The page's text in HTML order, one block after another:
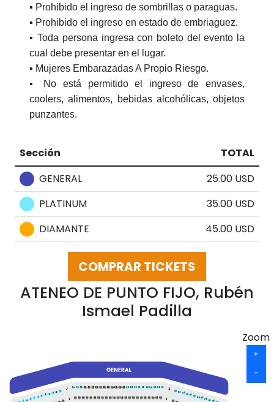
▪️ Prohibido el ingreso de sombrillas o paraguas.
▪️ Prohibido el ingreso en estado de embriaguez.
▪️ Toda persona ingresa con boleto del evento la
cual debe presentar en el lugar.
▪️ Mujeres Embarazadas A Propio Riesgo.
▪️ No está permitido el ingreso de envases,
coolers, alimentos, bebidas alcohólicas, objetos
punzantes.
Sección
TOTAL
GENERAL
25.00 USD
PLATINUM
35.00 USD
DIAMANTE
45.00 USD
COMPRAR TICKETS
ATENEO DE PUNTO FIJO, Rubén
Ismael Padilla
3 4 5 6 7 8 9 10 11 12 13
13 48
47
46
45
44
43
42
41
40
39
38
37
17
15
14 18 19 20 21 22 23 24 25 27 28 29 30 31 32 33 34 35
16 17
15
14 18 19 20 21 22 23 2425 26 27 28 29 30 31 32 33 34 35 36 37
Zoom
+
-